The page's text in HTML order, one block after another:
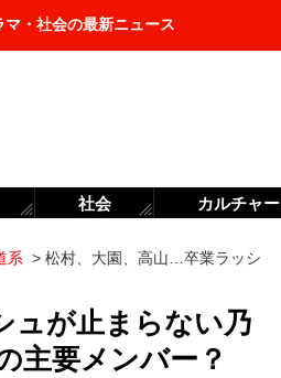
・社会の最新ニュース
系 > 松村、大園、高山…卒業ラッシ
ュが止まらない乃
主要メンバー？
社会 カルチャー